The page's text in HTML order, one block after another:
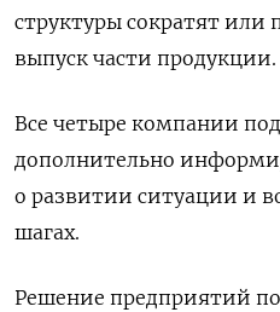
структуры сократят или
выпуск части продукции.
Все четыре компании
дополнительно
о развитии ситуации и
шагах.
Решение предприятий